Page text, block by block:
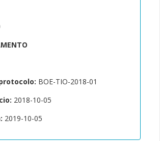
BOE-TIO-2018-01
2018-10-05
2019-10-05